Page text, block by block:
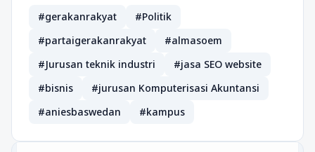
#gerakanrakyat
#Politik
#partaigerakanrakyat
#almasoem
#Jurusan teknik industri
#jasa SEO website
#bisnis
#jurusan Komputerisasi Akuntansi
#aniesbaswedan
#kampus